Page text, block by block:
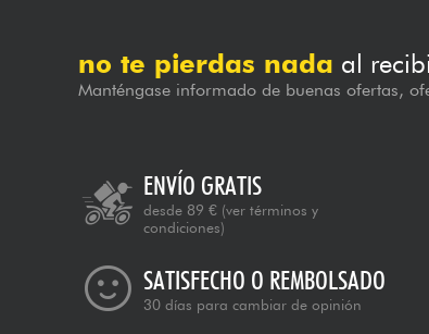
no te pierdas nada al
Manténgase informado de buenas ofertas,
ENVÍO GRATIS
desde 89 € (ver términos y
condiciones)
SATISFECHO O REMBOLSADO
30 días para cambiar de opinión